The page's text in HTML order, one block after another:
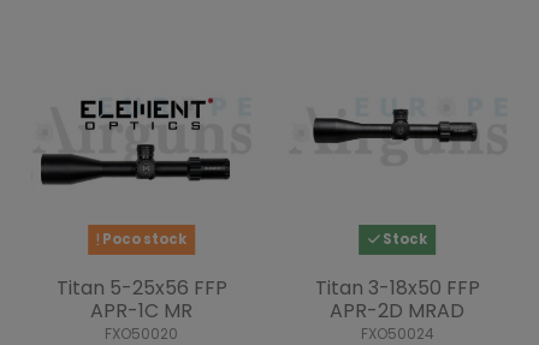
Poco stock
Titan 5-25x56 FFP
APR-1C MR
FXO50020
Stock
Titan 3-18x50 FFP
APR-2D MRAD
FXO50024